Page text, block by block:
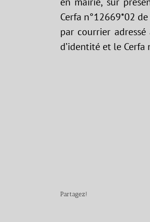
Cerfa n°12669*02
par courrier
d’identité et le
Partagez!